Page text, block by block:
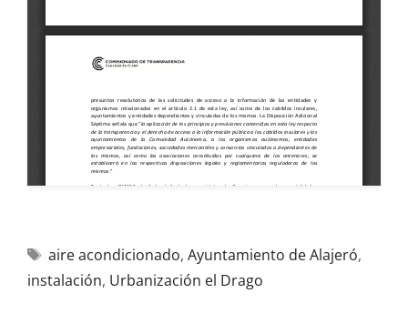
aire acondicionado, Ayuntamiento de Alajeró,
instalación, Urbanización el Drago